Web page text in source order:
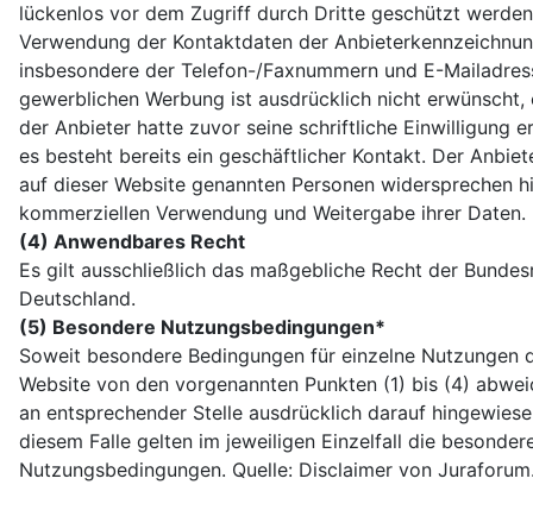
lückenlos vor dem Zugriff durch Dritte geschützt
Verwendung der Kontaktdaten der
insbesondere der Telefon-/Faxnummern und E-
gewerblichen Werbung ist ausdrücklich nicht erwünscht,
der Anbieter hatte zuvor seine schriftliche Einwilligung
es besteht bereits ein geschäftlicher Kontakt. Der
auf dieser Website genannten Personen widersprechen
kommerziellen Verwendung und Weitergabe ihrer Daten.
(4) Anwendbares Recht
Es gilt ausschließlich das maßgebliche Recht der
Deutschland.
(5) Besondere Nutzungsbedingungen*
Soweit besondere Bedingungen für einzelne Nutzungen
Website von den vorgenannten Punkten (1) bis (4)
an entsprechender Stelle ausdrücklich darauf
diesem Falle gelten im jeweiligen Einzelfall die
Nutzungsbedingungen. Quelle: Disclaimer von